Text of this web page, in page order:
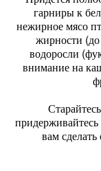
гарниры к
нежирное мясо
жирности
водоросли
внимание на
вам